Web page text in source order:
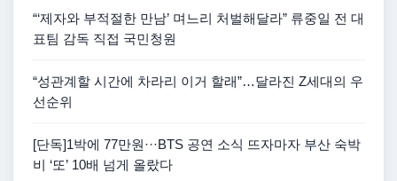
“‘제자와 부적절한 만남’ 며느리 처벌해달라” 류중일 전 대
표팀 감독 직접 국민청원
“성관계할 시간에 차라리 이거 할래”…달라진 Z세대의 우
선순위
[단독]1박에 77만원···BTS 공연 소식 뜨자마자 부산 숙박
비 ‘또’ 10배 넘게 올랐다